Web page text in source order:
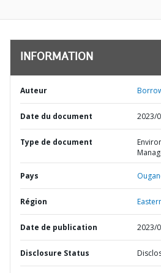
INFORMATION
Auteur
Date du document 2023/
Type de document
Pays
Région
Date de publication 2023/
Disclosure Status